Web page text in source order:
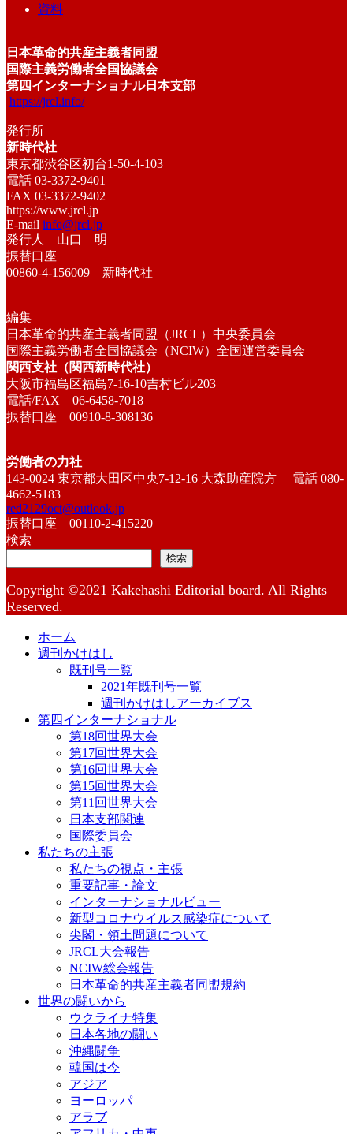
資料
日本革命的共産主義者同盟
国際主義労働者全国協議会
第四インターナショナル日本支部
https://jrcl.info/
発行所
新時代社
東京都渋谷区初台1-50-4-103
電話 03-3372-9401
FAX 03-3372-9402
https://www.jrcl.jp
E-mail info@jrcl.jp
発行人 山口 明
振替口座
00860-4-156009 新時代社
編集
日本革命的共産主義者同盟（JRCL）中央委員会
国際主義労働者全国協議会（NCIW）全国運営委員会
関西支社（関西新時代社）
大阪市福島区福島7-16-10吉村ビル203
電話/FAX 06-6458-7018
振替口座 00910-8-308136
労働者の力社
143-0024 東京都大田区中央7-12-16 大森助産院方 電話 080-
4662-5183
red2129oct@outlook.jp
振替口座 00110-2-415220
検索
検索
Copyright ©2021 Kakehashi Editorial board. All Rights
Reserved.
ホーム
週刊かけはし
既刊号一覧
2021年既刊号一覧
週刊かけはしアーカイブス
第四インターナショナル
第18回世界大会
第17回世界大会
第16回世界大会
第15回世界大会
第11回世界大会
日本支部関連
国際委員会
私たちの主張
私たちの視点・主張
重要記事・論文
インターナショナルビュー
新型コロナウイルス感染症について
尖閣・領土問題について
JRCL大会報告
NCIW総会報告
日本革命的共産主義者同盟規約
世界の闘いから
ウクライナ特集
日本各地の闘い
沖縄闘争
韓国は今
アジア
ヨーロッパ
アラブ